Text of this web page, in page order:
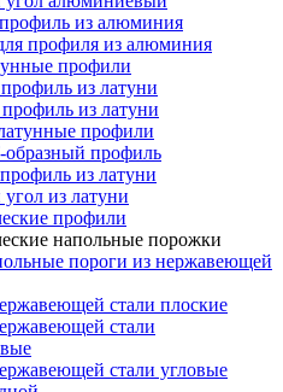
из алюминия
профиля из алюминия
профили
из латуни
из латуни
профили
профиль
из латуни
из латуни
профили
напольные порожки
пороги из нержавеющей
стали плоские
стали
стали угловые